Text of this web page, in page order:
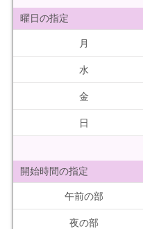
曜日の指定
月
水
金
日
開始時間の指定
午前の部
夜の部